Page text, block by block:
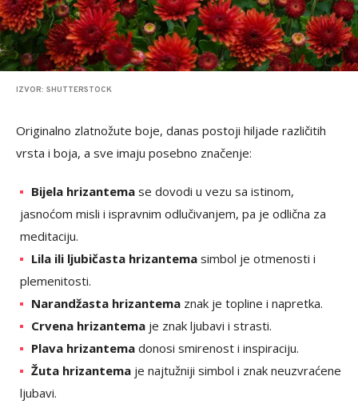
IZVOR: SHUTTERSTOCK
Originalno zlatnožute boje, danas postoji hiljade različitih
vrsta i boja, a sve imaju posebno značenje:
Bijela hrizantema se dovodi u vezu sa istinom,
jasnoćom misli i ispravnim odlučivanjem, pa je odlična za
meditaciju.
Lila ili ljubičasta hrizantema simbol je otmenosti i
plemenitosti.
Narandžasta hrizantema znak je topline i napretka.
Crvena hrizantema je znak ljubavi i strasti.
Plava hrizantema donosi smirenost i inspiraciju.
Žuta hrizantema je najtužniji simbol i znak neuzvraćene
ljubavi.